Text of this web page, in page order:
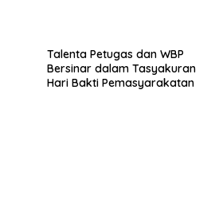
Talenta Petugas dan WBP
Bersinar dalam Tasyakuran
Hari Bakti Pemasyarakatan